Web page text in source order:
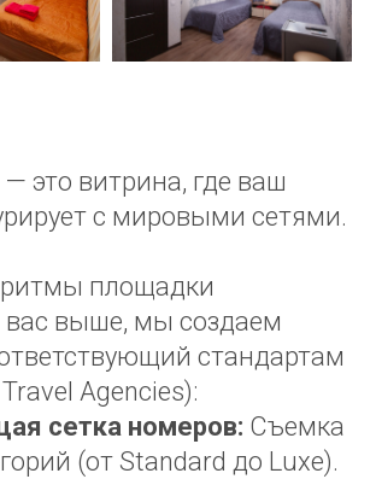
— это витрина, где ваш
с мировыми сетями.
площадки
выше, мы создаем
стандартам
Agencies):
сетка номеров: Съемка
(от Standard до Luxe).